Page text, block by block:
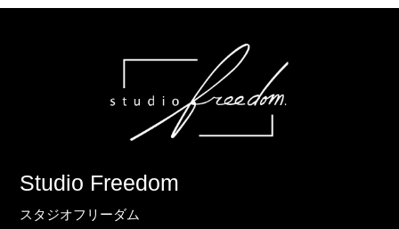
Studio Freedom
スタジオフリーダム